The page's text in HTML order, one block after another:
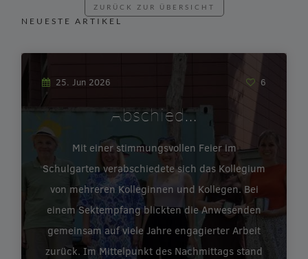
ZURÜCK ZUR ÜBERSICHT
NEUESTE ARTIKEL
25. Jun 2026 6
Abschied…
Mit einer stimmungsvollen Feier im
Schulgarten verabschiedete sich das Kollegium
von mehreren Kolleginnen und Kollegen. Bei
einem Sektempfang blickten die Anwesenden
gemeinsam auf viele Jahre engagierter Arbeit
zurück. Im Mittelpunkt des Nachmittags stand